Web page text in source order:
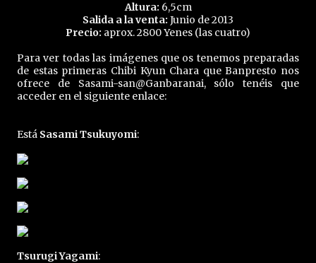
Altura: 6,5cm
Salida a la venta: Junio de 2013
Precio: aprox. 2800 Yenes (las cuatro)
Para ver todas las imágenes que os tenemos preparadas
de estas primeras Chibi Kyun Chara que Banpresto nos
ofrece de Sasami-san@Ganbaranai, sólo tenéis que
acceder en el siguiente enlace:
Está Sasami Tsukuyomi:
Tsurugi Yagami: